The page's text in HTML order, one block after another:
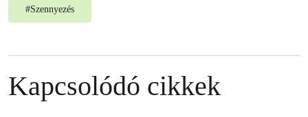
#Szennyezés
Kapcsolódó cikkek